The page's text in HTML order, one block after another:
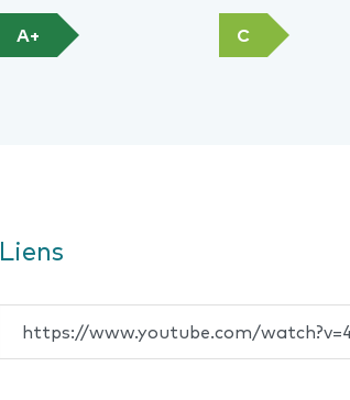
A+ C
Liens
https://www.youtube.com/